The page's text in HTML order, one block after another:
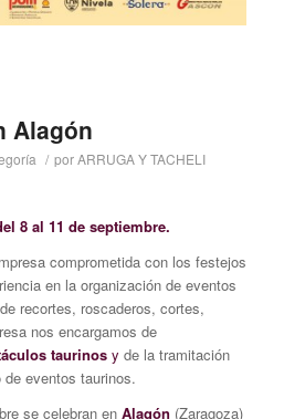
Alagón
/ porARRUGA Y TACHELI
8 al 11 de septiembre.
comprometida con los festejos
en la organización de eventos
recortes, roscaderos, cortes,
nos encargamos de
taurinosy de la tramitación
eventos taurinos.
se celebran en Alagón (Zaragoza)